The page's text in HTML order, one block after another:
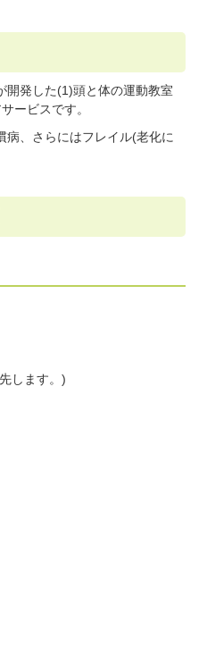
開発した(1)頭と体の運動教室
ービスです。
病、さらにはフレイル(老化に
します。)